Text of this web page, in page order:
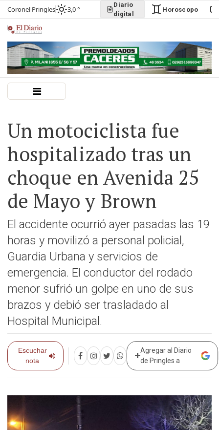
Coronel Pringles 3,0 °
Diario
digital
Horoscopo
Un motociclista fue
hospitalizado tras un
choque en Avenida 25
de Mayo y Brown
El accidente ocurrió ayer pasadas las 19
horas y movilizó a personal policial,
Guardia Urbana y servicios de
emergencia. El conductor del rodado
menor sufrió un golpe en uno de sus
brazos y debió ser trasladado al
Hospital Municipal.
Escuchar
nota
Agregar al Diario
de Pringles a